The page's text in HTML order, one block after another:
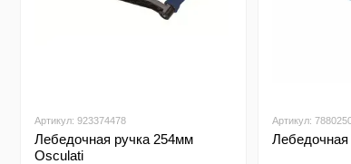
Артикул: 923374478
Лебедочная ручка 254мм
Osculati
Артикул: